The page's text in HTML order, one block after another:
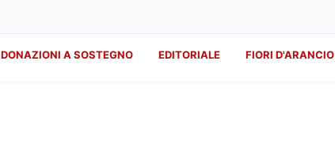
DONAZIONI A SOSTEGNO EDITORIALE FIORI D'ARANCIO